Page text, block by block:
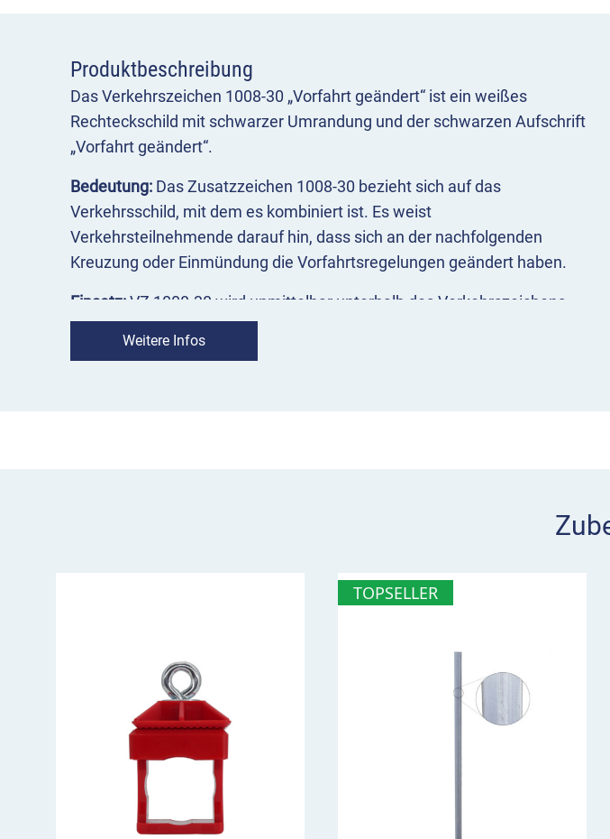
Produktbeschreibung
Das Verkehrszeichen 1008-30 „Vorfahrt geändert“ ist ein weißes
Rechteckschild mit schwarzer Umrandung und der schwarzen Aufschrift
„Vorfahrt geändert“.
Bedeutung: Das Zusatzzeichen 1008-30 bezieht sich auf das
Verkehrsschild, mit dem es kombiniert ist. Es weist
Verkehrsteilnehmende darauf hin, dass sich an der nachfolgenden
Kreuzung oder Einmündung die Vorfahrtsregelungen geändert haben.
Einsatz:VZ 1008-30 wird unmittelbar unterhalb des Verkehrszeichens,
auf das es sich bezieht, montiert. Es kann in Kombination zum Beispiel
Weitere Infos
TOPSELLER